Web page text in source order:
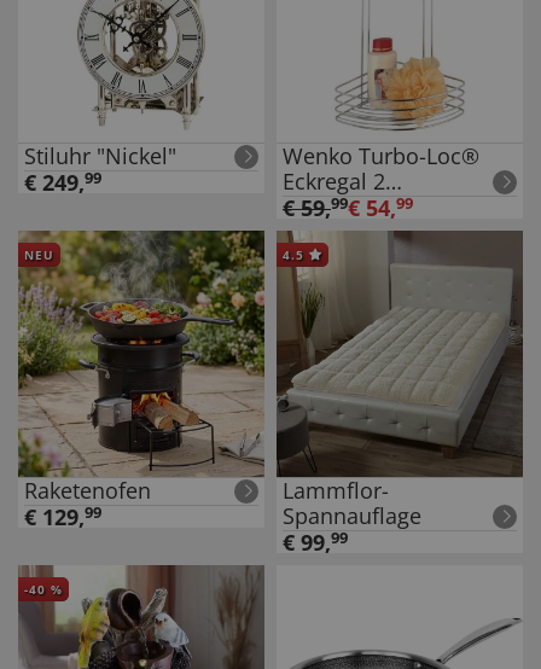
Stiluhr "Nickel"
€ 249,99
Wenko Turbo-Loc®
Eckregal 2
Ablagekörbe
€59,99€ 54,99
NEU
Raketenofen
€ 129,99
4.5
Lammflor-
Spannauflage
€ 99,99
-40 %